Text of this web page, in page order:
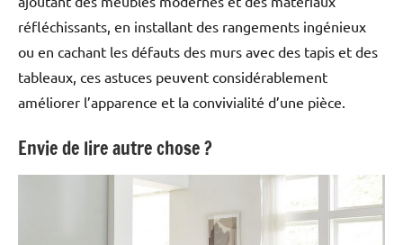
réfléchissants, en installant des rangements ingénieux
ou en cachant les défauts des murs avec des tapis et des
tableaux, ces astuces peuvent considérablement
améliorer l’apparence et la convivialité d’une pièce.
Envie de lire autre chose ?